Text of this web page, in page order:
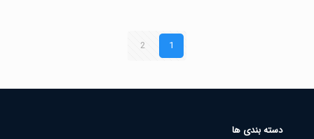
1
2
دسته بندی ها